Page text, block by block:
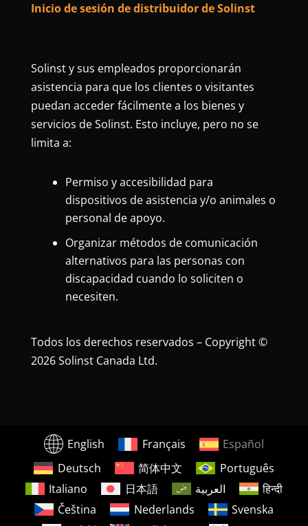
Inicio de sesión de distribuidor de Solinst
Solinst y sus empleados proporcionarán
asistencia para que los clientes o visitantes
puedan acceder fácilmente a los bienes y
servicios de Solinst. Esto incluye, pero no se
limita a:
Permiso y accesibilidad para
dispositivos de asistencia y/o animales o
personal de apoyo.
Organizar métodos de comunicación
alternativos para las personas con
discapacidad cuando lo soliciten o
necesiten.
Todos los derechos reservados – Copyright ©
2026 Solinst Canada Ltd.
English Français
Español
Deutsch
简体中文
Português
Italiano
日本語 العربية
हिन्दी
Čeština
Nederlands
Svenska